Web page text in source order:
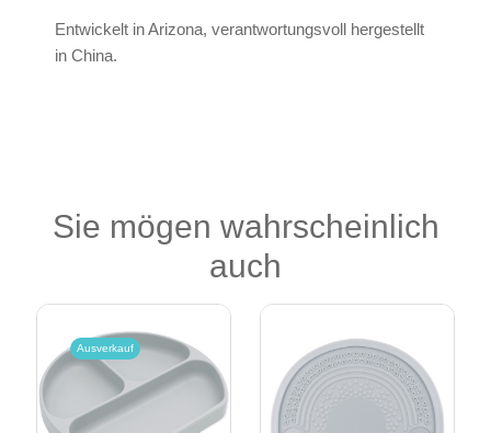
Entwickelt in Arizona, verantwortungsvoll hergestellt
in China.
Sie mögen wahrscheinlich
auch
Ausverkauf